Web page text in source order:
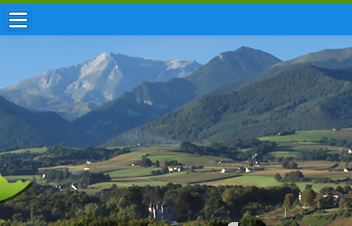
ACCUEIL / INFOS
MUNICIPALITÉ
VIE LOCALE
ENFANCE
TOURISME
HISTOIRE